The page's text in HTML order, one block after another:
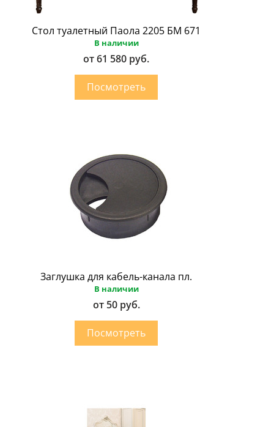
Стол туалетный Паола 2205 БМ 671
В наличии
от 61 580 руб.
Заглушка для кабель-канала пл.
В наличии
от 50 руб.